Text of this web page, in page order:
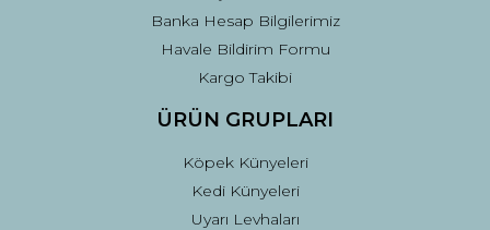
Gönder
Banka Hesap Bilgilerimiz
Havale Bildirim Formu
Kargo Takibi
ÜRÜN GRUPLARI
Köpek Künyeleri
Kedi Künyeleri
Uyarı Levhaları